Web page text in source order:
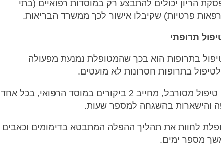
הריון יכולים להתבצע רק במוסדות רפואיים (בתי
פרטיות) שקיבלו אישור לכך ממשרד הבריאות.
תרופתי
בתרופות הוא בכך שהמטופלת נמנעת מפעולה
בתרופות חסרונות לא מועטים.
חשוב להבין שזהו טיפול מסורבל, מחייב 2 ביקורים במוסד הרפואי, בכל אחד
והישארות בהשגחה למספר שעות.
לחוות את תהליך ההפלה המתבטא בדימומים וכאבים
מספר ימים.